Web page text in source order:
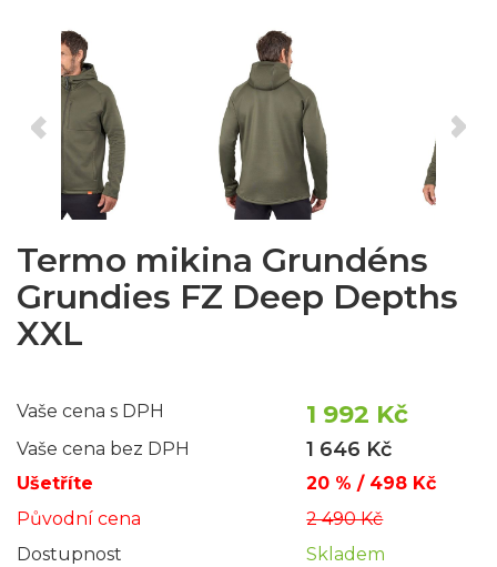
Termo mikina Grundéns
Grundies FZ Deep Depths
XXL
Vaše cena s DPH 1 992 Kč
Vaše cena bez DPH 1 646 Kč
Ušetříte
20 % / 498 Kč
Původní cena
2 490 Kč
Dostupnost
Skladem